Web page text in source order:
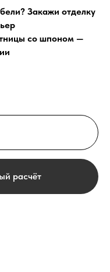
Закажи отделку
со шпоном —
расчёт